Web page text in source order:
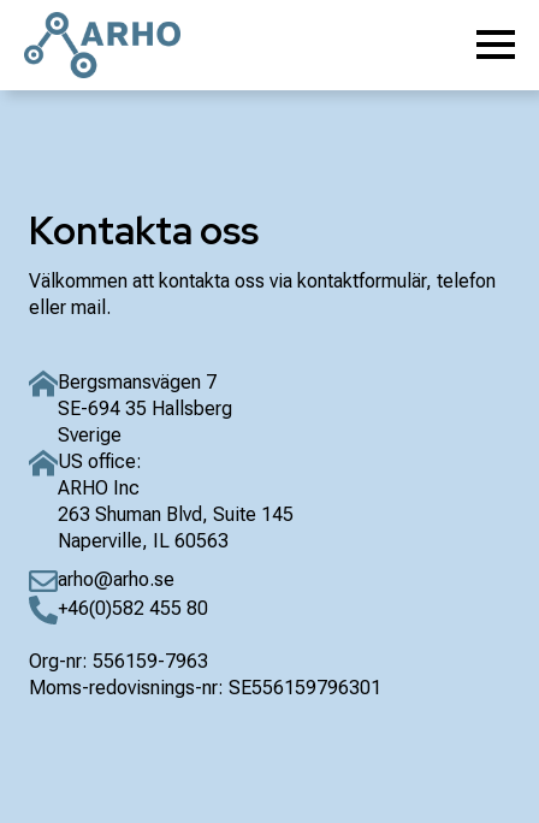
Kontakta oss
Välkommen att kontakta oss via kontaktformulär, telefon
eller mail.
Bergsmansvägen 7
SE-694 35 Hallsberg
Sverige
US office:
ARHO Inc
263 Shuman Blvd, Suite 145
Naperville, IL 60563
arho@arho.se
+46(0)582 455 80
Org-nr: 556159-7963
Moms-redovisnings-nr: SE556159796301